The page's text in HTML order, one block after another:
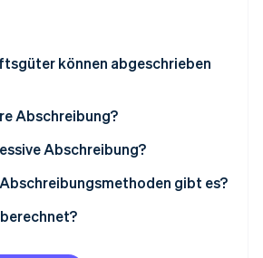
Sie, wie Stripe Lösungen für die
können abgeschrieben
Abschreibung?
Abschreibung?
Abschreibungsmethodengibt es?